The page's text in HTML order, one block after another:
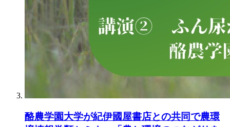
酪農学園大学が紀伊國屋書店との共同で農環